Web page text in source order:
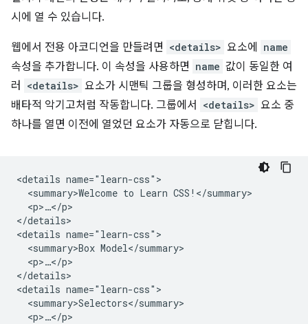
시에 열 수 있습니다.
웹에서 전용 아코디언을 만들려면 <details> 요소에 name
속성을 추가합니다. 이 속성을 사용하면 name 값이 동일한 여
러
<details> 요소가 시맨틱 그룹을 형성하며, 이러한 요소는
배타적 악기고처럼 작동합니다. 그룹에서
<details> 요소 중
하나를 열면 이전에 열었던 요소가 자동으로 닫힙니다.
<details name="learn-css">
  <summary>Welcome to Learn CSS!</summary>
  <p>…</p>
</details>
<details name="learn-css">
  <summary>Box Model</summary>
  <p>…</p>
</details>
<details name="learn-css">
  <summary>Selectors</summary>
  <p>…</p>